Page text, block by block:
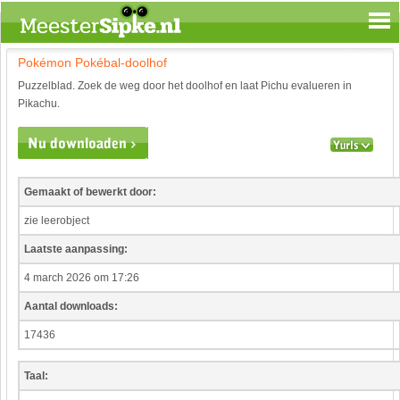
Spelen en leren
Aardrijkskunde
Engels
Geloof
Geschiedenis
Internetopdrachten
Kinder-/Jeugdboeken
Kunst en Cultuur
Muziek
Sport
Verkeer
Pokémon Pokébal-doolhof
Puzzelblad. Zoek de weg door het doolhof en laat Pichu evalueren in
Pikachu.
Gemaakt of bewerkt door:
zie leerobject
Laatste aanpassing:
4 march 2026 om 17:26
Aantal downloads:
17436
Taal: